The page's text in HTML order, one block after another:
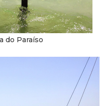
do Paraíso